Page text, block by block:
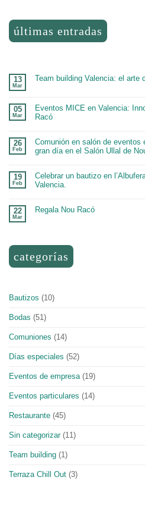
últimas entradas
13
Mar
Team building Valencia: el arte
05
Mar
Eventos MICE en Valencia:
Racó
26
Feb
Comunión en salón de eventos
gran día en el Salón Ullal de
19
Feb
Celebrar un bautizo en
Valencia.
22
Mar
Regala Nou Racó
categorías
Bautizos (10)
Bodas (51)
Comuniones (14)
Días especiales (52)
Eventos de empresa(19)
Eventos particulares (14)
Restaurante (45)
Sin categorizar(11)
Team building (1)
Terraza Chill Out (3)